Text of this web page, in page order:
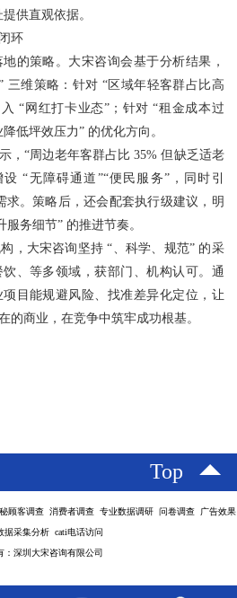
供直观依据。
环
的策略。大宋咨询会基于分析结果，
三维策略：针对 “区域年轻客群占比高
“网红打卡业态”；针对 “租金成本过
低坪效压力” 的优化方向。
，“周边老年客群占比 35% 但缺乏适老
“无障碍通道”“便民服务”，同时引
求。策略后，还会配套执行级建议，明
务细节” 的推进节奏。
，大宋咨询坚持 “、科学、规范” 的采
、等多领域，获部门、机构认可。通
目能规避风险、找准差异化定位，让
的商业，在竞争中筑牢成功根基。
Top
顾客调查 消费者调查 专业数据调研 问卷调查 广告效果
据采集分析 cati电话访问
：深圳大宋咨询有限公司